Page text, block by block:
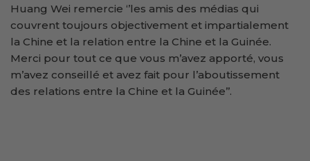
Huang Wei remercie ‘’les amis des médias qui
couvrent toujours objectivement et impartialement
la Chine et la relation entre la Chine et la Guinée.
Merci pour tout ce que vous m’avez apporté, vous
m’avez conseillé et avez fait pour l’aboutissement
des relations entre la Chine et la Guinée’’.